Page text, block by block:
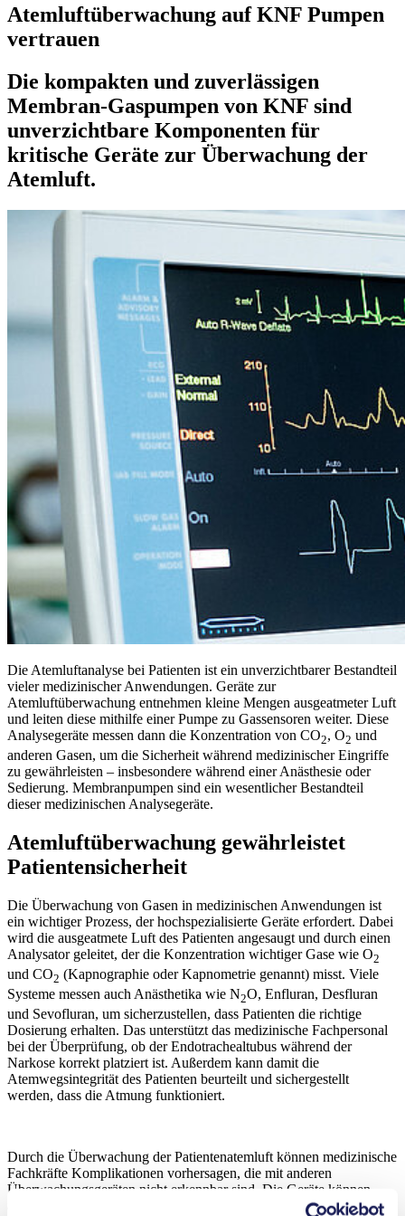
Atemluftüberwachung auf KNF Pumpen
vertrauen
Die kompakten und zuverlässigen
Membran-Gaspumpen von KNF sind
unverzichtbare Komponenten für
kritische Geräte zur Überwachung der
Atemluft.
Die Atemluftanalyse bei Patienten ist ein unverzichtbarer Bestandteil
vieler medizinischer Anwendungen. Geräte zur
Atemluftüberwachung entnehmen kleine Mengen ausgeatmeter Luft
und leiten diese mithilfe einer Pumpe zu Gassensoren weiter. Diese
Analysegeräte messen dann die Konzentration von CO2, O2 und
anderen Gasen, um die Sicherheit während medizinischer Eingriffe
zu gewährleisten – insbesondere während einer Anästhesie oder
Sedierung. Membranpumpen sind ein wesentlicher Bestandteil
dieser medizinischen Analysegeräte.
Atemluftüberwachung gewährleistet
Patientensicherheit
Die Überwachung von Gasen in medizinischen Anwendungen ist
ein wichtiger Prozess, der hochspezialisierte Geräte erfordert. Dabei
wird die ausgeatmete Luft des Patienten angesaugt und durch einen
Analysator geleitet, der die Konzentration wichtiger Gase wie O2
und CO2 (Kapnographie oder Kapnometrie genannt) misst. Viele
Systeme messen auch Anästhetika wie N2O, Enfluran, Desfluran
und Sevofluran, um sicherzustellen, dass Patienten die richtige
Dosierung erhalten. Das unterstützt das medizinische Fachpersonal
bei der Überprüfung, ob der Endotrachealtubus während der
Narkose korrekt platziert ist. Außerdem kann damit die
Atemwegsintegrität des Patienten beurteilt und sichergestellt
werden, dass die Atmung funktioniert.
Durch die Überwachung der Patientenatemluft können medizinische
Fachkräfte Komplikationen vorhersagen, die mit anderen
Überwachungsgeräten nicht erkennbar sind. Die Geräte können
auch bei der Vorbeugung von Embolien hilfreich sein, da sie